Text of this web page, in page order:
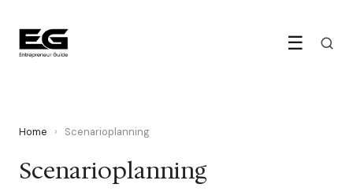
☰
Home › Scenarioplanning
Scenarioplanning